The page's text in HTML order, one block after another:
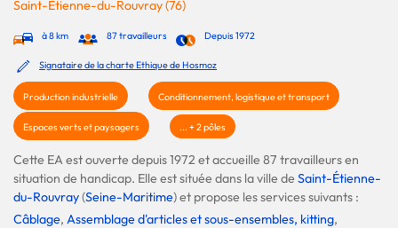
Saint-Étienne-du-Rouvray (76)
à 8 km 87 travailleurs Depuis 1972
Signataire de la charte Ethique de Hosmoz
Production industrielle Conditionnement, logistique et transport
Espaces verts et paysagers ... + 2 pôles
Cette EA est ouverte depuis 1972 et accueille 87 travailleurs en
situation de handicap. Elle est située dans la ville deSaint-Étienne-
du-Rouvray(Seine-Maritime) et propose les services suivants :
Câblage, Assemblage d'articles et sous-ensembles, kitting,